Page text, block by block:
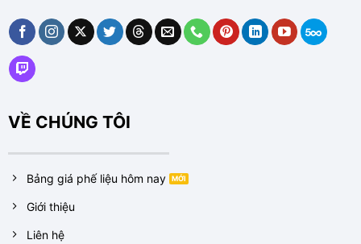
VỀ CHÚNG TÔI
Bảng giá phế liệu hôm nay
Giới thiệu
Liên hệ